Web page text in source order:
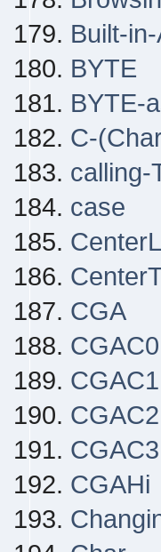
Built-
BYTE
BYTE-
C-
calling-
case
CGA
CGAC0
CGAC1
CGAC2
CGAC3
CGAHi